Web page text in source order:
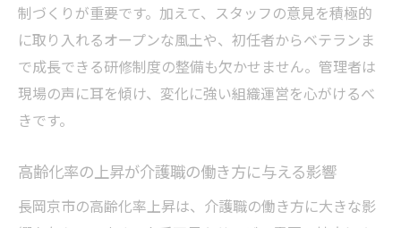
制づくりが重要です。加えて、スタッフの意見を積極的
に取り入れるオープンな風土や、初任者からベテランま
で成長できる研修制度の整備も欠かせません。管理者は
現場の声に耳を傾け、変化に強い組織運営を心がけるべ
きです。
高齢化率の上昇が介護職の働き方に与える影響
長岡京市の高齢化率上昇は、介護職の働き方に大きな影